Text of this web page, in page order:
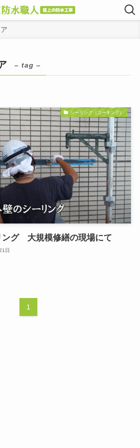
– tag –
シーリング（コーキング）
ング 大規模修繕の現場にて
日
1